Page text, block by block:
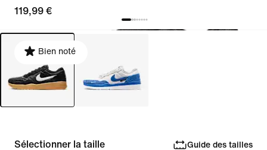
119,99 €
Bien noté
Sélectionner la taille Guide des tailles